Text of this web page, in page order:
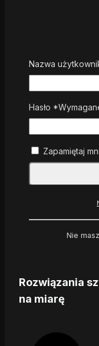
Rozwiązania
na miarę
Nazwa
Hasło *
Zapamiętaj
Nie